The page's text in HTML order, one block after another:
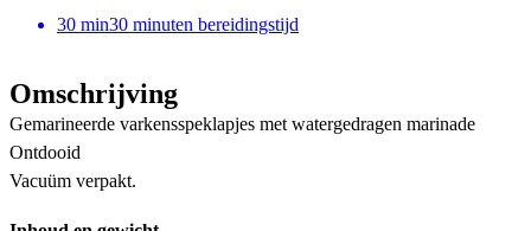
30 min30 minuten bereidingstijd
Omschrijving
Gemarineerde varkensspeklapjes met watergedragen marinade
Ontdooid
Vacuüm verpakt.